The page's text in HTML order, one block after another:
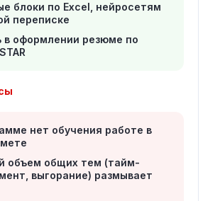
блоки по Excel, нейросетям
переписке
оформлении резюме по
нет обучения работе в
объем общих тем (тайм-
выгорание) размывает